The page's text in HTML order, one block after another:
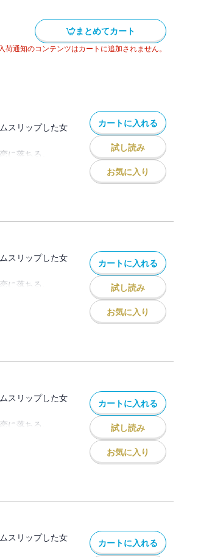
まとめてカート
通知のコンテンツはカートに追加されません。
スリップした女
に落ちる。
るも、高星の家
シン）の時をか
カートに入れる
試し読み
お気に入り
スリップした女
に落ちる。
なると決意した
カートに入れる
試し読み
お気に入り
スリップした女
に落ちる。
星の異母弟・雲
カートに入れる
試し読み
お気に入り
スリップした女
カートに入れる